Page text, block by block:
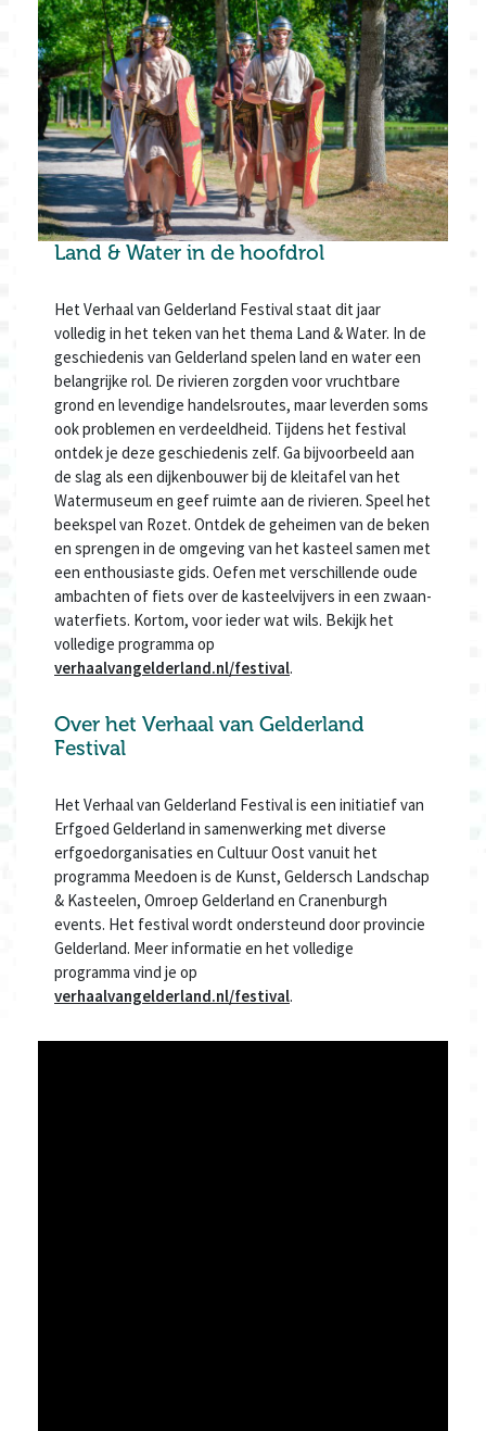
Land & Water in de hoofdrol
Het Verhaal van Gelderland Festival staat dit jaar
volledig in het teken van het thema Land & Water. In de
geschiedenis van Gelderland spelen land en water een
belangrijke rol. De rivieren zorgden voor vruchtbare
grond en levendige handelsroutes, maar leverden soms
ook problemen en verdeeldheid. Tijdens het festival
ontdek je deze geschiedenis zelf. Ga bijvoorbeeld aan
de slag als een dijkenbouwer bij de kleitafel van het
Watermuseum en geef ruimte aan de rivieren. Speel het
beekspel van Rozet. Ontdek de geheimen van de beken
en sprengen in de omgeving van het kasteel samen met
een enthousiaste gids. Oefen met verschillende oude
ambachten of fiets over de kasteelvijvers in een zwaan-
waterfiets. Kortom, voor ieder wat wils. Bekijk het
volledige programma op
verhaalvangelderland.nl/festival.
Over het Verhaal van Gelderland
Festival
Het Verhaal van Gelderland Festival is een initiatief van
Erfgoed Gelderland in samenwerking met diverse
erfgoedorganisaties en Cultuur Oost vanuit het
programma Meedoen is de Kunst, Geldersch Landschap
& Kasteelen, Omroep Gelderland en Cranenburgh
events. Het festival wordt ondersteund door provincie
Gelderland. Meer informatie en het volledige
programma vind je op
verhaalvangelderland.nl/festival.